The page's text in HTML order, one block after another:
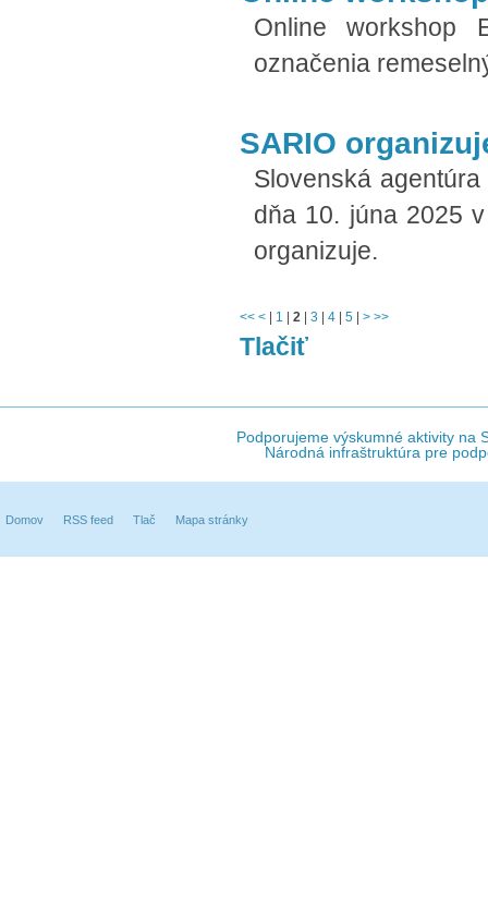
Online workshop
označenia
SARIO
Slovenská
dňa 10. júna 2025
organizuje.
<< < 1 2 3 4 5 > >>
Tlačiť
Podporujeme výskumné aktivity na
Národná infraštruktúra pre
Domov RSS feed Tlač Mapa stránky